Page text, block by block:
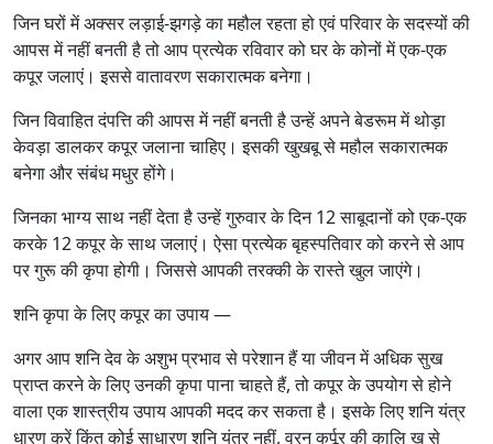
जिन घरों में अक्सर लड़ाई-झगड़े का महौल रहता हो एवं परिवार के सदस्यों की
आपस में नहीं बनती है तो आप प्रत्येक रविवार को घर के कोनों में एक-एक
कपूर जलाएं। इससे वातावरण सकारात्मक बनेगा।
जिन विवाहित दंपत्ति की आपस में नहीं बनती है उन्हें अपने बेडरूम में थोड़ा
केवड़ा डालकर कपूर जलाना चाहिए। इसकी खुखबू से महौल सकारात्मक
बनेगा और संबंध मधुर होंगे।
जिनका भाग्य साथ नहीं देता है उन्हें गुरुवार के दिन 12 साबूदानों को एक-एक
करके 12 कपूर के साथ जलाएं। ऐसा प्रत्येक बृहस्पतिवार को करने से आप
पर गुरू की कृपा होगी। जिससे आपकी तरक्की के रास्ते खुल जाएंगे।
शनि कृपा के लिए कपूर का उपाय —
अगर आप शनि देव के अशुभ प्रभाव से परेशान हैं या जीवन में अधिक सुख
प्राप्त करने के लिए उनकी कृपा पाना चाहते हैं, तो कपूर के उपयोग से होने
वाला एक शास्त्रीय उपाय आपकी मदद कर सकता है। इसके लिए शनि यंत्र
धारण करें किंतु कोई साधारण शनि यंत्र नहीं, वरन् कर्पूर की कालि ख से